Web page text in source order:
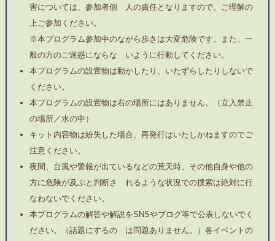
害については、参加者個 人の責任となりますので、ご理解の
上ご参加ください。
※本プログラム参加中のながら歩きは大変危険です。また、一
般の方のご迷惑にならな いように行動してください。
本プログラムの設置物は動かしたり、いたずらしたりしないで
ください。
本プログラムの設置物は右の場所にはありません。（立入禁止
の場所／水の中）
キット内容物は紛失した場合、再発行はいたしかねますのでご
注意ください。
夜間、台風や警報が出ているなどの荒天時、その他自身や他の
方に危険が及ぶと判断さ れるような状況での捜索は絶対に行
なわないでください。
本プログラムの解答や解説をSNSやブログ等で公表しないでく
ださい。（話題にするの は問題ありません。）各イベントの